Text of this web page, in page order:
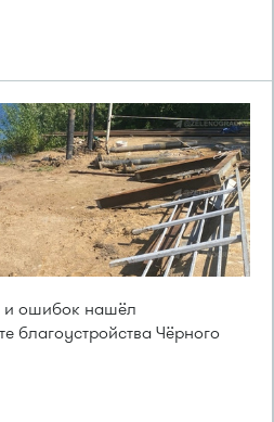
и ошибок нашёл
благоустройства Чёрного